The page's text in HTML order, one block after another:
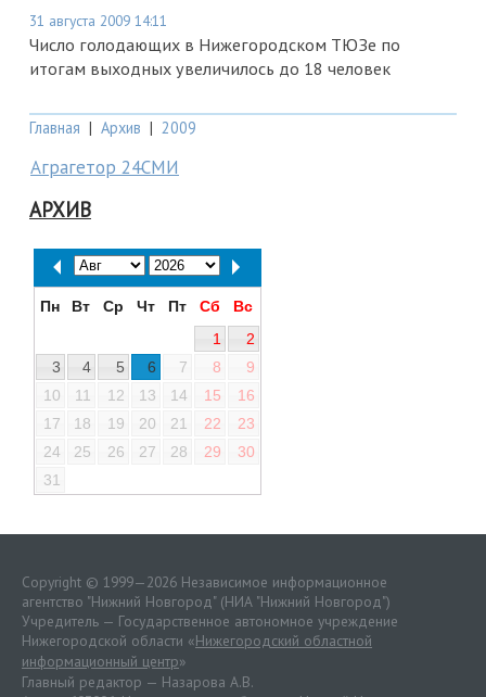
31 августа 2009 14:11
Число голодающих в Нижегородском ТЮЗе по
итогам выходных увеличилось до 18 человек
Главная | Архив | 2009
Аграгетор 24СМИ
АРХИВ
Пн Вт Ср Чт Пт Сб
Вс
1
2
3
4 5 6 7 8
9
10
11 12 13 14 15
16
17
18 19 20 21 22
23
24
25 26 27 28 29
30
31
Copyright © 1999—2026 Независимое информационное
агентство "Нижний Новгород" (НИА "Нижний Новгород")
Учредитель — Государственное автономное учреждение
Нижегородской области «Нижегородский областной
информационный центр»
Главный редактор — Назарова А.В.